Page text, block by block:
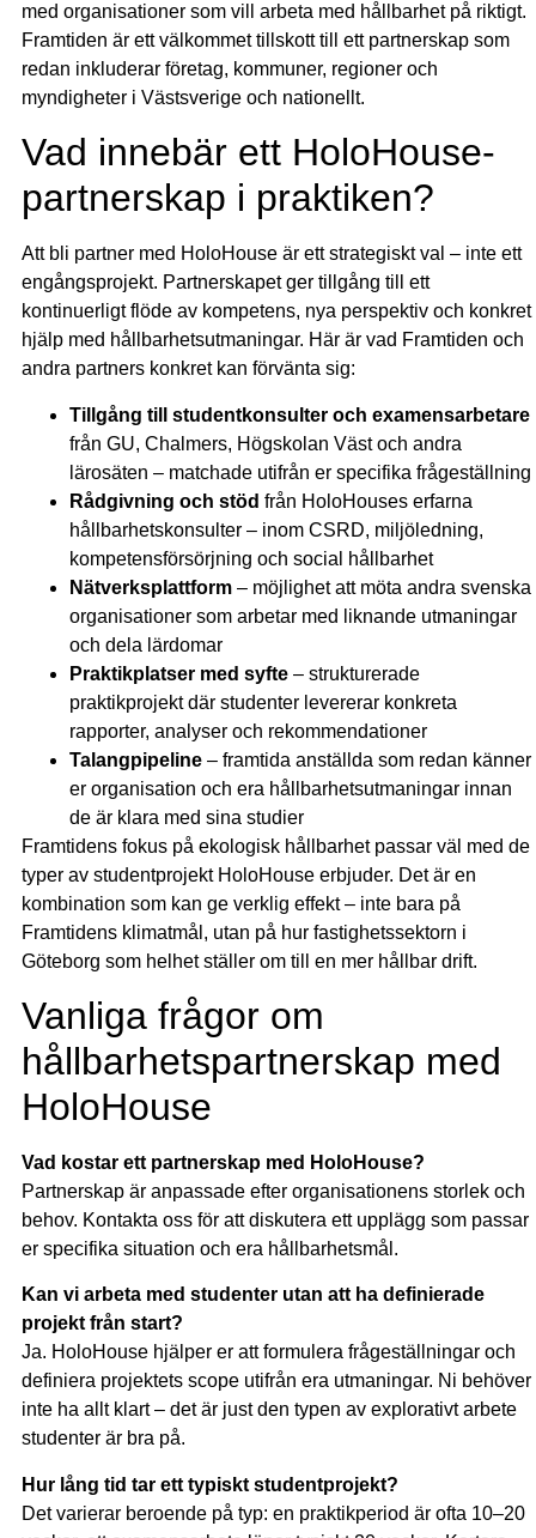
med organisationer som vill arbeta med hållbarhet på riktigt.
Framtiden är ett välkommet tillskott till ett partnerskap som
redan inkluderar företag, kommuner, regioner och
myndigheter i Västsverige och nationellt.
Vad innebär ett HoloHouse-
partnerskap i praktiken?
Att bli partner med HoloHouse är ett strategiskt val – inte ett
engångsprojekt. Partnerskapet ger tillgång till ett
kontinuerligt flöde av kompetens, nya perspektiv och konkret
hjälp med hållbarhetsutmaningar. Här är vad Framtiden och
andra partners konkret kan förvänta sig:
Tillgång till studentkonsulter och examensarbetare
från GU, Chalmers, Högskolan Väst och andra
lärosäten – matchade utifrån er specifika frågeställning
Rådgivning och stöd från HoloHouses erfarna
hållbarhetskonsulter – inom CSRD, miljöledning,
kompetensförsörjning och social hållbarhet
Nätverksplattform – möjlighet att möta andra svenska
organisationer som arbetar med liknande utmaningar
och dela lärdomar
Praktikplatser med syfte – strukturerade
praktikprojekt där studenter levererar konkreta
rapporter, analyser och rekommendationer
Talangpipeline – framtida anställda som redan känner
er organisation och era hållbarhetsutmaningar innan
de är klara med sina studier
Framtidens fokus på ekologisk hållbarhet passar väl med de
typer av studentprojekt HoloHouse erbjuder. Det är en
kombination som kan ge verklig effekt – inte bara på
Framtidens klimatmål, utan på hur fastighetssektorn i
Göteborg som helhet ställer om till en mer hållbar drift.
Vanliga frågor om
hållbarhetspartnerskap med
HoloHouse
Vad kostar ett partnerskap med HoloHouse?
Partnerskap är anpassade efter organisationens storlek och
behov. Kontakta oss för att diskutera ett upplägg som passar
er specifika situation och era hållbarhetsmål.
Kan vi arbeta med studenter utan att ha definierade
projekt från start?
Ja. HoloHouse hjälper er att formulera frågeställningar och
definiera projektets scope utifrån era utmaningar. Ni behöver
inte ha allt klart – det är just den typen av explorativt arbete
studenter är bra på.
Hur lång tid tar ett typiskt studentprojekt?
Det varierar beroende på typ: en praktikperiod är ofta 10–20